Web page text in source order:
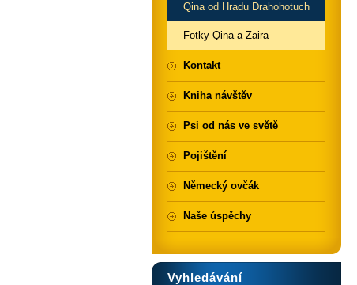
Qina od Hradu Drahohotuch
Fotky Qina a Zaira
Kontakt
Kniha návštěv
Psi od nás ve světě
Pojištění
Německý ovčák
Naše úspěchy
Vyhledávání